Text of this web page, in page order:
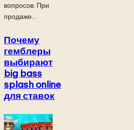
вопросов. При
продаже...
Почему
гемблеры
выбирают
big bass
splash online
для ставок